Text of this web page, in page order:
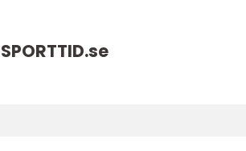
SPORTTID.se